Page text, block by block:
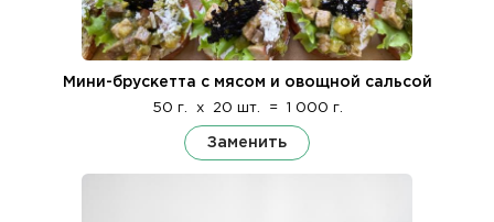
Мини-брускетта с мясом и овощной сальсой
50 г. x 20 шт. = 1 000 г.
Заменить